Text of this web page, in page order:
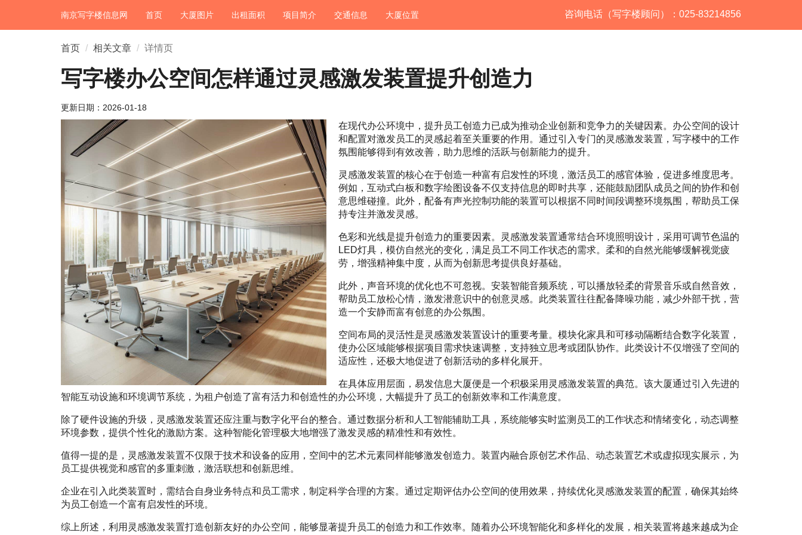
南京写字楼信息网 首页 大厦图片 出租面积 项目简介 交通信息 大厦位置 咨询电话（写字楼顾问）：025-83214856
首页 相关文章 详情页
写字楼办公空间怎样通过灵感激发装置提升创造力
更新日期： 2026-01-18
在现代办公环境中，提升员工创造力已成为推动企业创新和竞争力的关键因素。办公空间的设计
和配置对激发员工的灵感起着至关重要的作用。通过引入专门的灵感激发装置，写字楼中的工作
氛围能够得到有效改善，助力思维的活跃与创新能力的提升。
灵感激发装置的核心在于创造一种富有启发性的环境，激活员工的感官体验，促进多维度思考。
例如，互动式白板和数字绘图设备不仅支持信息的即时共享，还能鼓励团队成员之间的协作和创
意思维碰撞。此外，配备有声光控制功能的装置可以根据不同时间段调整环境氛围，帮助员工保
持专注并激发灵感。
色彩和光线是提升创造力的重要因素。灵感激发装置通常结合环境照明设计，采用可调节色温的
LED灯具，模仿自然光的变化，满足员工不同工作状态的需求。柔和的自然光能够缓解视觉疲
劳，增强精神集中度，从而为创新思考提供良好基础。
此外，声音环境的优化也不可忽视。安装智能音频系统，可以播放轻柔的背景音乐或自然音效，
帮助员工放松心情，激发潜意识中的创意灵感。此类装置往往配备降噪功能，减少外部干扰，营
造一个安静而富有创意的办公氛围。
空间布局的灵活性是灵感激发装置设计的重要考量。模块化家具和可移动隔断结合数字化装置，
使办公区域能够根据项目需求快速调整，支持独立思考或团队协作。此类设计不仅增强了空间的
适应性，还极大地促进了创新活动的多样化展开。
在具体应用层面，易发信息大厦便是一个积极采用灵感激发装置的典范。该大厦通过引入先进的
智能互动设施和环境调节系统，为租户创造了富有活力和创造性的办公环境，大幅提升了员工的创新效率和工作满意度。
除了硬件设施的升级，灵感激发装置还应注重与数字化平台的整合。通过数据分析和人工智能辅助工具，系统能够实时监测员工的工作状态和情绪变化，动态调整
环境参数，提供个性化的激励方案。这种智能化管理极大地增强了激发灵感的精准性和有效性。
值得一提的是，灵感激发装置不仅限于技术和设备的应用，空间中的艺术元素同样能够激发创造力。装置内融合原创艺术作品、动态装置艺术或虚拟现实展示，为
员工提供视觉和感官的多重刺激，激活联想和创新思维。
企业在引入此类装置时，需结合自身业务特点和员工需求，制定科学合理的方案。通过定期评估办公空间的使用效果，持续优化灵感激发装置的配置，确保其始终
为员工创造一个富有启发性的环境。
综上所述，利用灵感激发装置打造创新友好的办公空间，能够显著提升员工的创造力和工作效率。随着办公环境智能化和多样化的发展，相关装置将越来越成为企